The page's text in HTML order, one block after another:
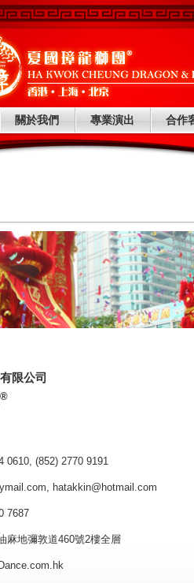
關於我們 專業演出 合作
限公司
®
0610, (852) 2770 9191
, hatakkin@hotmail.com
7687
麻地彌敦道460號2樓全層